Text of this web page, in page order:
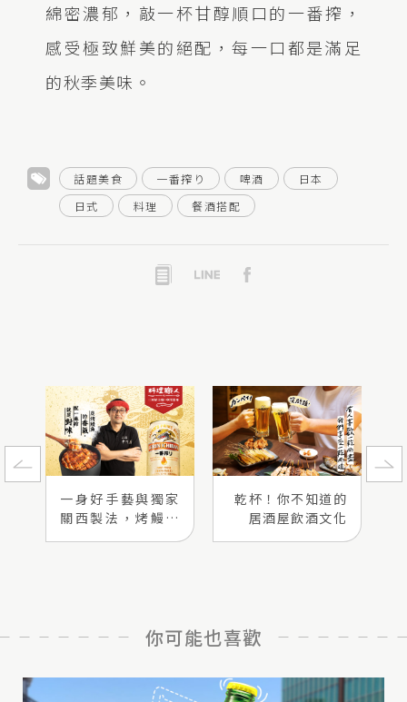
綿密濃郁，敲一杯甘醇順口的一番搾，
感受極致鮮美的絕配，每一口都是滿足
的秋季美味。
話題美食 一番搾り 啤酒
日本
日式
料理 餐酒搭配
一身好手藝與獨家
關西製法，烤鰻魚
乾杯！你不知道的
居酒屋飲酒文化
你可能也喜歡